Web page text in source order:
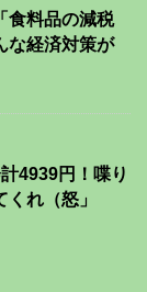
食料品の減税
な経済対策が
4939円！喋り
れ（怒」